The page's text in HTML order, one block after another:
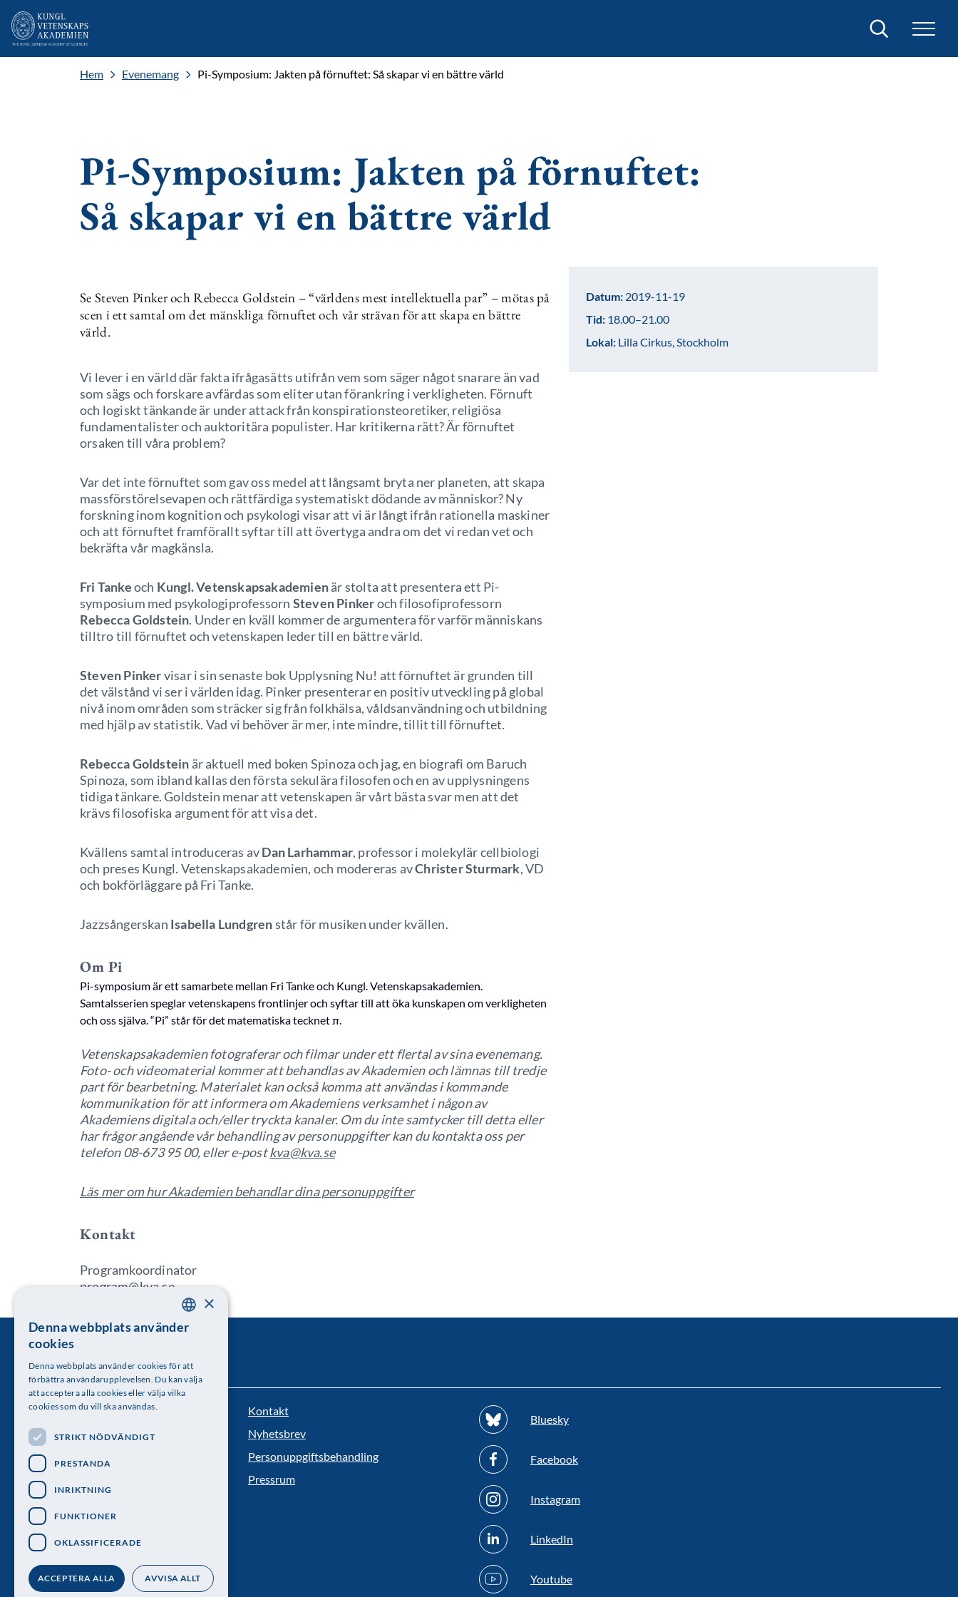
Sök
Hem Evenemang Pi-Symposium: Jakten på förnuftet: Så skapar vi en bättre värld
Pi-Symposium: Jakten på förnuftet:
Så skapar vi en bättre värld
Se Steven Pinker och Rebecca Goldstein – “världens mest intellektuella par” – mötas på
scen i ett samtal om det mänskliga förnuftet och vår strävan för att skapa en bättre
värld.
Vi lever i en värld där fakta ifrågasätts utifrån vem som säger något snarare än vad
som sägs och forskare avfärdas som eliter utan förankring i verkligheten. Förnuft
och logiskt tänkande är under attack från konspirationsteoretiker, religiösa
fundamentalister och auktoritära populister. Har kritikerna rätt? Är förnuftet
orsaken till våra problem?
Var det inte förnuftet som gav oss medel att långsamt bryta ner planeten, att skapa
massförstörelsevapen och rättfärdiga systematiskt dödande av människor? Ny
forskning inom kognition och psykologi visar att vi är långt ifrån rationella maskiner
och att förnuftet framförallt syftar till att övertyga andra om det vi redan vet och
bekräfta vår magkänsla.
Fri Tankeoch Kungl. Vetenskapsakademienär stolta att presentera ett Pi-
symposium med psykologiprofessorn Steven Pinkeroch filosofiprofessorn
Rebecca Goldstein. Under en kväll kommer de argumentera för varför människans
tilltro till förnuftet och vetenskapen leder till en bättre värld.
Steven Pinkervisar i sin senaste bok Upplysning Nu! att förnuftet är grunden till
det välstånd vi ser i världen idag. Pinker presenterar en positiv utveckling på global
nivå inom områden som sträcker sig från folkhälsa, våldsanvändning och utbildning
med hjälp av statistik. Vad vi behöver är mer, inte mindre, tillit till förnuftet.
Rebecca Goldstein är aktuell med boken Spinoza och jag, en biografi om Baruch
Spinoza, som ibland kallas den första sekulära filosofen och en av upplysningens
tidiga tänkare. Goldstein menar att vetenskapen är vårt bästa svar men att det
krävs filosofiska argument för att visa det.
Kvällens samtal introduceras avDan Larhammar, professor i molekylär cellbiologi
och preses Kungl. Vetenskapsakademien, och modereras avChrister Sturmark, VD
och bokförläggare på Fri Tanke.
Jazzsångerskan Isabella Lundgrenstår för musiken under kvällen.
Om Pi
Pi-symposium är ett samarbete mellan Fri Tanke och Kungl. Vetenskapsakademien.
Samtalsserien speglar vetenskapens frontlinjer och syftar till att öka kunskapen om verkligheten
och oss själva. “Pi” står för det matematiska tecknet π.
Vetenskapsakademien fotograferar och filmar under ett flertal av sina evenemang.
Foto- och videomaterial kommer att behandlas av Akademien och lämnas till tredje
part för bearbetning. Materialet kan också komma att användas i kommande
kommunikation för att informera om Akademiens verksamhet i någon av
Akademiens digitala och/eller tryckta kanaler. Om du inte samtycker till detta eller
har frågor angående vår behandling av personuppgifter kan du kontakta oss per
telefon 08-673 95 00, eller e-postkva@kva.se
Läs mer om hur Akademien behandlar dina personuppgifter
Kontakt
Programkoordinator
program@kva.se
Datum: 2019-11-19
Tid: 18.00–21.00
Lokal: Lilla Cirkus, Stockholm
Kungl. Vetenskapsakademien
Besöksadress: Lilla Frescativägen 4A
Telefon: 08-673 95 00
Kontakt
Nyhetsbrev
Personuppgiftsbehandling
Pressrum
Bluesky
Facebook
Instagram
LinkedIn
Youtube
SWEDISH
×
Denna webbplats använder
cookies
Denna webbplats använder cookies för att
förbättra användarupplevelsen. Du kan välja
att acceptera alla cookies eller välja vilka
cookies som du vill ska användas.
STRIKT NÖDVÄNDIGT
PRESTANDA
INRIKTNING
FUNKTIONER
OKLASSIFICERADE
ACCEPTERA ALLA AVVISA ALLT